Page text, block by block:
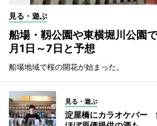
見る・遊ぶ
船場・靱公園や東横堀川公園
月1日～7日と予想
船場地域で桜の開花が始まった。
見る・遊ぶ
淀屋橋にカラオケバー